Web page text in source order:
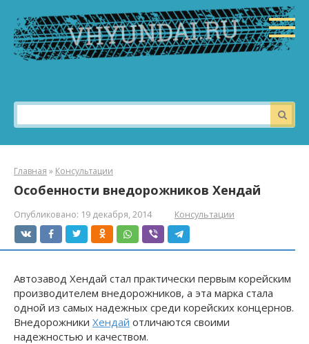
контенту
Поиск:
Главная » Консультации
Особенности внедорожников Хендай
Опубликовано: 19 декабря, 2014 Консультации
Автозавод Хендай стал практически первым корейским
производителем внедорожников, а эта марка стала
одной из самых надежных среди корейских концернов.
Внедорожники Хендай отличаются своими
надежностью и качеством.